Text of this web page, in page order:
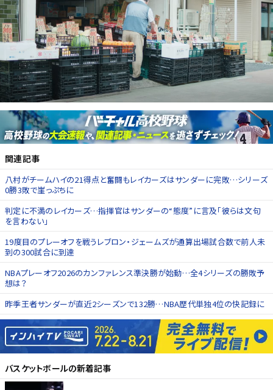
関連記事
八村がチームハイの21得点と奮闘もレイカーズはサンダーに完敗…シリーズ
0勝3敗で崖っぷちに
判定に不満のレイカーズ…指揮官はサンダーの“態度”に言及「彼らは文句
を言わない」
19度目のプレーオフを戦うレブロン・ジェームズが通算出場試合数で前人未
到の300試合に到達
NBAプレーオフ2026のカンファレンス準決勝が始動…全4シリーズの勝敗予
想は？
昨季王者サンダーが直近2シーズンで132勝…NBA歴代単独4位の快記録に
バスケットボールの新着記事